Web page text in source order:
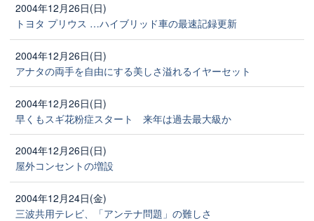
2004年12月26日(日)
トヨタ プリウス …ハイブリッド車の最速記録更新
2004年12月26日(日)
アナタの両手を自由にする美しさ溢れるイヤーセット
2004年12月26日(日)
早くもスギ花粉症スタート 来年は過去最大級か
2004年12月26日(日)
屋外コンセントの増設
2004年12月24日(金)
三波共用テレビ、「アンテナ問題」の難しさ